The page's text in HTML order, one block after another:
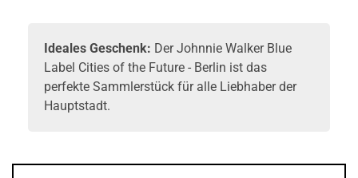
Ideales Geschenk: Der Johnnie Walker Blue
Label Cities of the Future - Berlin ist das
perfekte Sammlerstück für alle Liebhaber der
Hauptstadt.